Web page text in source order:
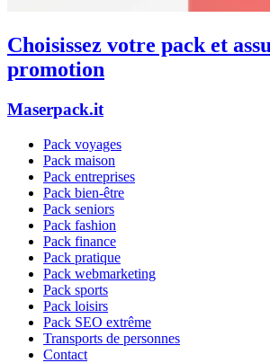
Choisissez votre pack et
promotion
Maserpack.it
Pack voyages
Pack maison
Pack entreprises
Pack bien-être
Pack seniors
Pack fashion
Pack finance
Pack pratique
Pack webmarketing
Pack sports
Pack loisirs
Pack SEO extrême
Transports de personnes
Contact